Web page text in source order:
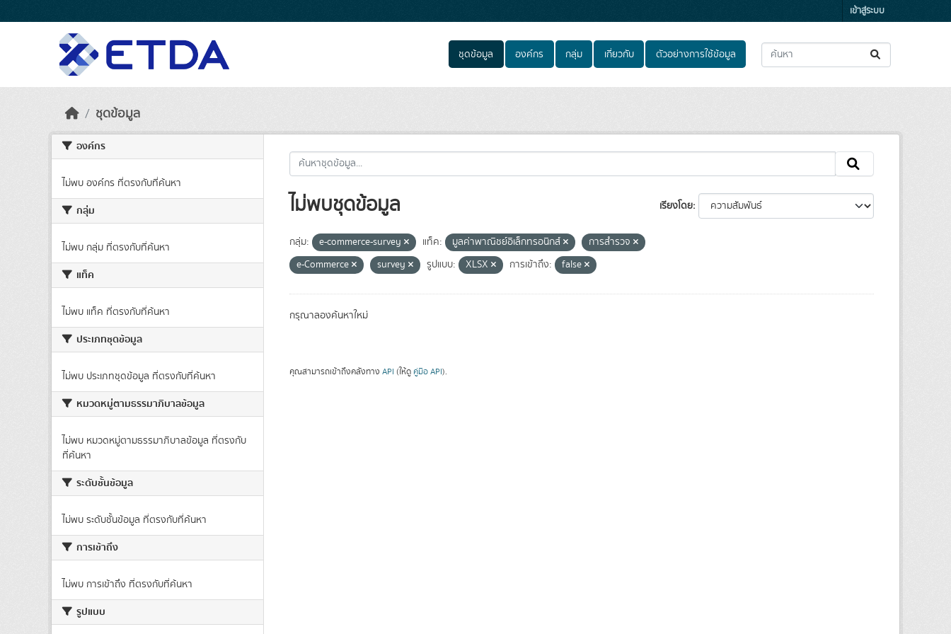
เข้าสู่ระบบ
ชุดข้อมูล องค์กร กลุ่ม เกี่ยวกับ ตัวอย่างการใช้ข้อมูล
ชุดข้อมูล
องค์กร
ไม่พบ องค์กร ที่ตรงกับที่ค้นหา
กลุ่ม
ไม่พบ กลุ่ม ที่ตรงกับที่ค้นหา
แท็ค
ไม่พบ แท็ค ที่ตรงกับที่ค้นหา
ประเภทชุดข้อมูล
ไม่พบ ประเภทชุดข้อมูล ที่ตรงกับที่ค้นหา
หมวดหมู่ตามธรรมาภิบาลข้อมูล
ไม่พบ หมวดหมู่ตามธรรมาภิบาลข้อมูล ที่ตรงกับ
ที่ค้นหา
ระดับชั้นข้อมูล
ไม่พบ ระดับชั้นข้อมูล ที่ตรงกับที่ค้นหา
การเข้าถึง
ไม่พบ การเข้าถึง ที่ตรงกับที่ค้นหา
รูปแบบ
เรียงโดย
ไม่พบชุดข้อมูล
กลุ่ม: e-commerce-survey แท็ค: มูลค่าพาณิชย์อิเล็กทรอนิกส์
การสำรวจ
e-Commerce
survey รูปแบบ: XLSX การเข้าถึง: false
กรุณาลองค้นหาใหม่
คุณสามารถเข้าถึงคลังทาง API (ให้ดู คู่มือ API).